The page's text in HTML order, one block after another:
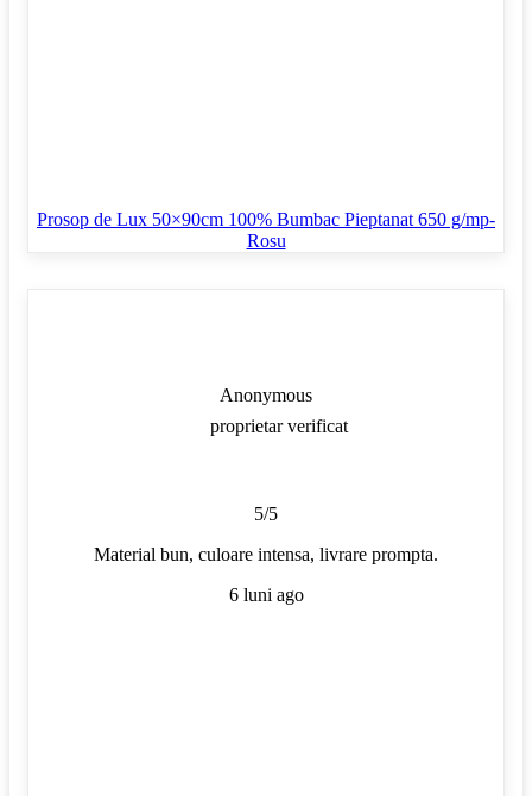
Prosop de Lux 50×90cm 100% Bumbac Pieptanat 650 g/mp-
Rosu
Anonymous
proprietar verificat
5/5
Material bun, culoare intensa, livrare prompta.
6 luni ago